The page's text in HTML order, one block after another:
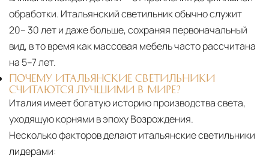
обработки. Итальянский светильник обычно служит
20– 30 лет и даже больше, сохраняя первоначальный
вид, в то время как массовая мебель часто рассчитана
на 5–7 лет.
ПОЧЕМУ ИТАЛЬЯНСКИЕ СВЕТИЛЬНИКИ
СЧИТАЮТСЯ ЛУЧШИМИ В МИРЕ?
Италия имеет богатую историю производства света,
уходящую корнями в эпоху Возрождения.
Несколько факторов делают итальянские светильники
лидерами: